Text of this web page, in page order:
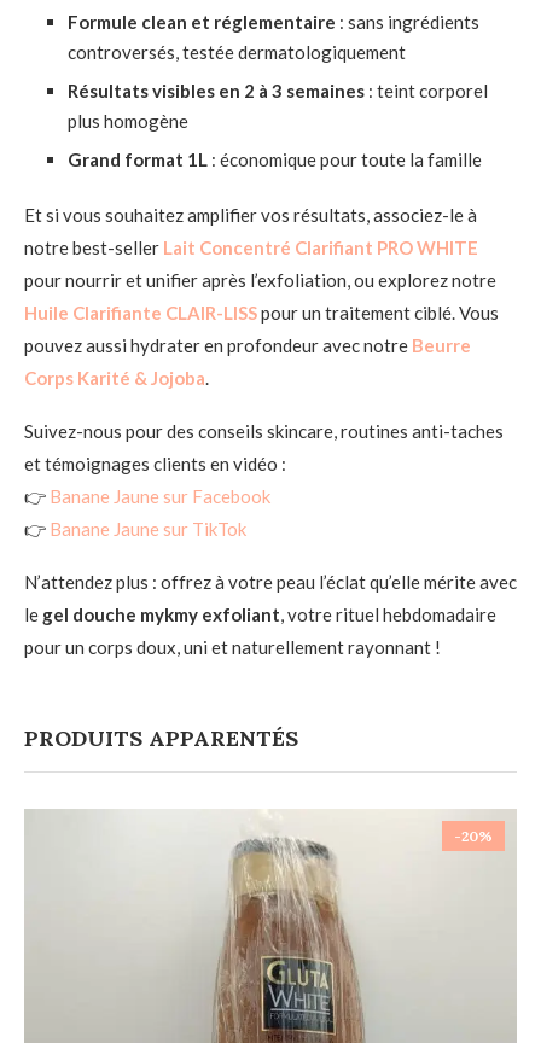
Formule clean et réglementaire : sans ingrédients
controversés, testée dermatologiquement
Résultats visibles en 2 à 3 semaines : teint corporel
plus homogène
Grand format 1L : économique pour toute la famille
Et si vous souhaitez amplifier vos résultats, associez-le à
notre best-seller Lait Concentré Clarifiant PRO WHITE
pour nourrir et unifier après l’exfoliation, ou explorez notre
Huile Clarifiante CLAIR-LISSpour un traitement ciblé. Vous
pouvez aussi hydrater en profondeur avec notre Beurre
Corps Karité & Jojoba.
Suivez-nous pour des conseils skincare, routines anti-taches
et témoignages clients en vidéo :
👉 Banane Jaune sur Facebook
👉 Banane Jaune sur TikTok
N’attendez plus : offrez à votre peau l’éclat qu’elle mérite avec
le gel douche mykmy exfoliant, votre rituel hebdomadaire
pour un corps doux, uni et naturellement rayonnant !
PRODUITS APPARENTÉS
-20%